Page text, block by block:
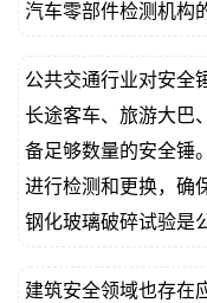
汽车零部件检测机构
公共交通行业对安全
长途客车、旅游大巴
备足够数量的安全锤
进行检测和更换，确
钢化玻璃破碎试验是
建筑安全领域也存在